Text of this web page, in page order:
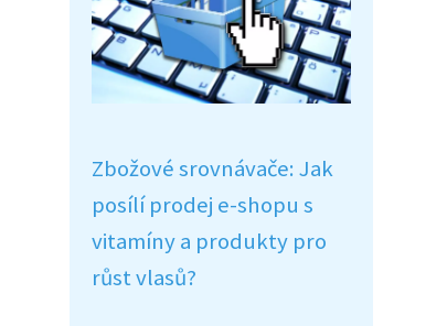
Zbožové srovnávače: Jak
posílí prodej e-shopu s
vitamíny a produkty pro
růst vlasů?